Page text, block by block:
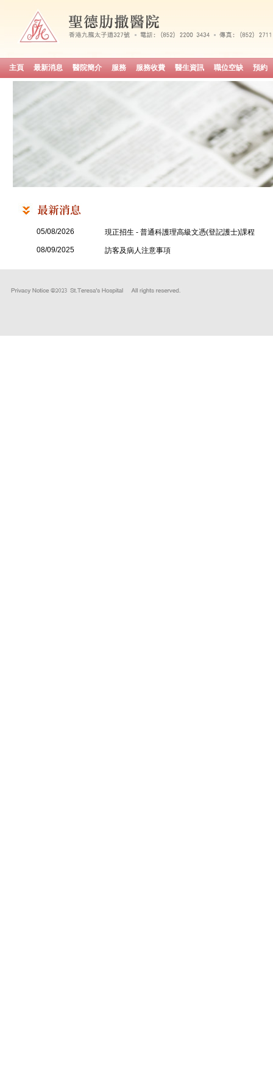
主頁 最新消息 醫院簡介 服務 服務收費 醫生資訊 職位空缺 預約
05/08/2026 現正招生 - 普通科護理高級文憑(登記護士)課程
08/09/2025 訪客及病人注意事項